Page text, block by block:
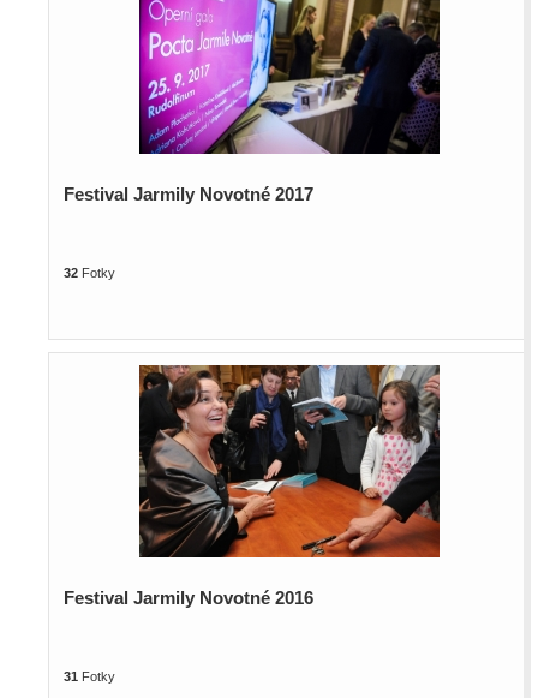
Festival Jarmily Novotné 2017
32Fotky
Festival Jarmily Novotné 2016
31 Fotky